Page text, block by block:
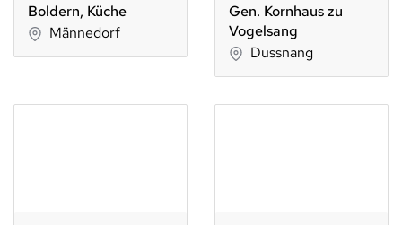
Boldern, Küche
Männedorf
Gen. Kornhaus zu
Vogelsang
Dussnang